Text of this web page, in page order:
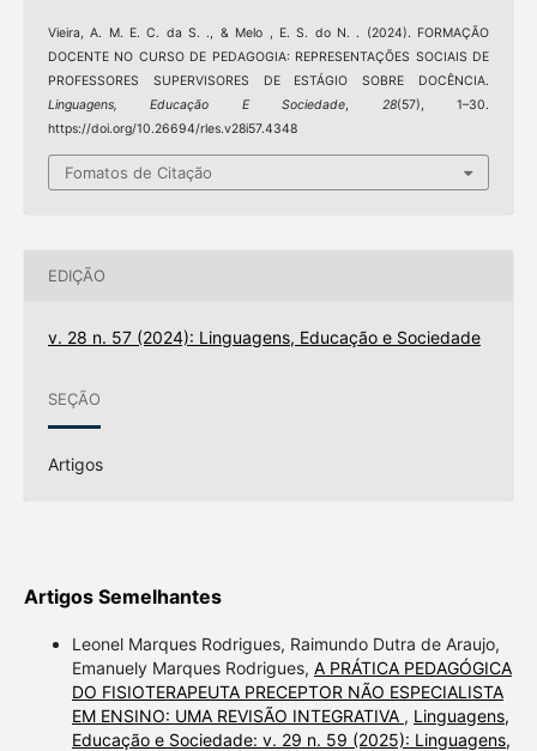
Vieira, A. M. E. C. da S. ., & Melo , E. S. do N. . (2024). FORMAÇÃO
DOCENTE NO CURSO DE PEDAGOGIA: REPRESENTAÇÕES SOCIAIS DE
PROFESSORES SUPERVISORES DE ESTÁGIO SOBRE DOCÊNCIA.
Linguagens, Educação E Sociedade, 28(57), 1–30.
https://doi.org/10.26694/rles.v28i57.4348
Fomatos de Citação
EDIÇÃO
v. 28 n. 57 (2024): Linguagens, Educação e Sociedade
SEÇÃO
Artigos
Artigos Semelhantes
Leonel Marques Rodrigues, Raimundo Dutra de Araujo,
Emanuely Marques Rodrigues, A PRÁTICA PEDAGÓGICA
DO FISIOTERAPEUTA PRECEPTOR NÃO ESPECIALISTA
EM ENSINO: UMA REVISÃO INTEGRATIVA , Linguagens,
Educação e Sociedade: v. 29 n. 59 (2025): Linguagens,